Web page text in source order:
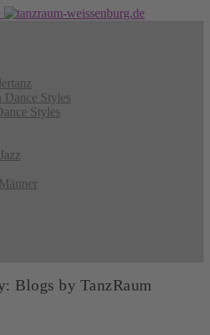
Styles
Styles
Blogs by TanzRaum